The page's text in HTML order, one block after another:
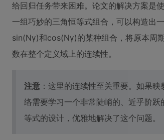
给回归任务带来困难。论文的解决方案是
一组巧妙的三角恒等式组合，可以构造出
sin(Nγ)和cos(Nγ)的某种组合，将原本周
数在整个定义域上的连续性。
注意 ：这里的连续性至关重要。如果
络需要学习一个非常陡峭的、近乎阶
等式的设计，优雅地解决了这个问题。